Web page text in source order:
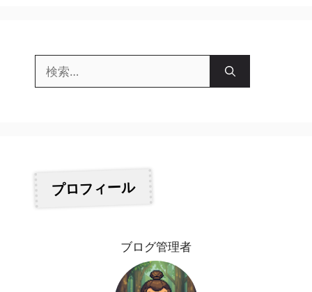
索:
プロフィール
ブログ管理者